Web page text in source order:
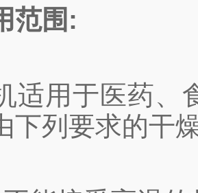
范围:
用于医药、食
下列要求的干